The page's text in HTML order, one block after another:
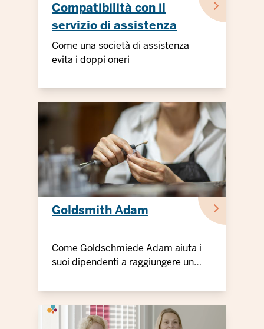
Compatibilità con il
servizio di assistenza
Busse
Come una società di assistenza
evita i doppi oneri
Goldsmith Adam
Come Goldschmiede Adam aiuta i
suoi dipendenti a raggiungere un
privata